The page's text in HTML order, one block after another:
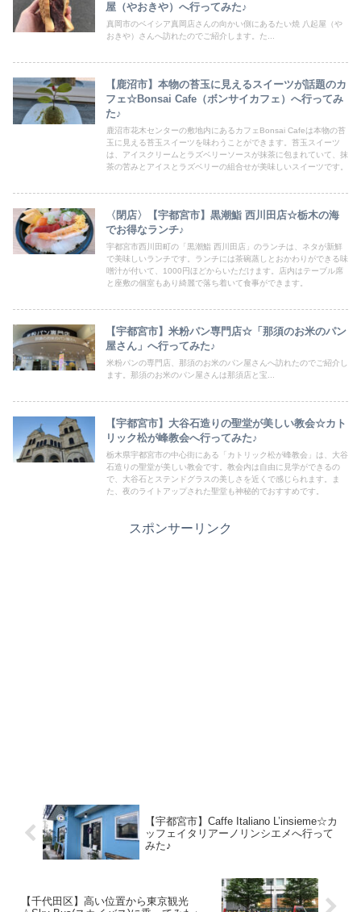
屋（やおきや）へ行ってみた♪
真岡市のベイシア真岡店さんの向かい側にあるたい焼 八起屋（や
おきや）さんへ訪れたのでご紹介します。た...
【鹿沼市】本物の苔玉に見えるスイーツが話題のカ
フェ☆Bonsai Cafe（ボンサイカフェ）へ行ってみ
た♪
鹿沼市花木センターの敷地内にあるカフェBonsai Cafeは本物の苔
玉に見える苔玉スイーツを味わうことができます。苔玉スイーツ
は、アイスクリームとラズベリーソースが抹茶に包まれていて、抹
茶の苦みとアイスとラズベリーの組合せが美味しいスイーツです。
〈閉店〉【宇都宮市】黒潮鮨 西川田店☆栃木の海
でお得なランチ♪
宇都宮市西川田町の「黒潮鮨 西川田店」のランチは、ネタが新鮮
で美味しいランチです。ランチには茶碗蒸しとおかわりができる味
噌汁が付いて、1000円ほどからいただけます。店内はテーブル席
と座敷の個室もあり綺麗で落ち着いて食事ができます。
【宇都宮市】米粉パン専門店☆「那須のお米のパン
屋さん」へ行ってみた♪
米粉パンの専門店、那須のお米のパン屋さんへ訪れたのでご紹介し
ます。那須のお米のパン屋さんは那須店と宝...
【宇都宮市】大谷石造りの聖堂が美しい教会☆カト
リック松が峰教会へ行ってみた♪
栃木県宇都宮市の中心街にある「カトリック松が峰教会」は、大谷
石造りの聖堂が美しい教会です。教会内は自由に見学ができるの
で、大谷石とステンドグラスの美しさを近くで感じられます。ま
た、夜のライトアップされた聖堂も神秘的でおすすめです。
スポンサーリンク
【宇都宮市】Caffe Italiano L’insieme☆カ
ッフェイタリアーノリンシエメへ行って
みた♪
【千代田区】高い位置から東京観光